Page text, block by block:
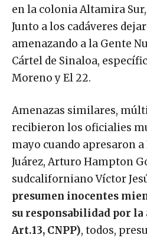
en la colonia Altamira
Junto a los cadáveres
amenazando a la Gente
Cártel de Sinaloa,
Moreno y El 22.
Amenazas similares,
recibieron los oficialies
mayo cuando apresaron a
Juárez, Arturo Hampton
sudcaliforniano Víctor
presumen inocentes
su responsabilidad por
Art.13, CNPP), todos,